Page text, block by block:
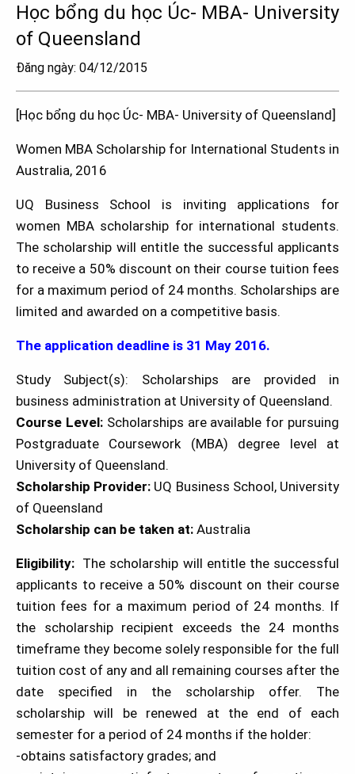
Học bổng du học Úc- MBA- University
of Queensland
Đăng ngày: 04/12/2015
[Học bổng du học Úc- MBA- University of Queensland]
Women MBA Scholarship for International Students in
Australia, 2016
UQ Business School is inviting applications for
women MBA scholarship for international students.
The scholarship will entitle the successful applicants
to receive a 50% discount on their course tuition fees
for a maximum period of 24 months. Scholarships are
limited and awarded on a competitive basis.
The application deadline is 31 May 2016.
Study Subject(s):
Scholarships are provided in
business administration at University of Queensland.
Course Level: Scholarships are available for pursuing
Postgraduate Coursework (MBA) degree level at
University of Queensland.
Scholarship Provider: UQ Business School, University
of Queensland
Scholarship can be taken at: Australia
Eligibility: The scholarship will entitle the successful
applicants to receive a 50% discount on their course
tuition fees for a maximum period of 24 months. If
the scholarship recipient exceeds the 24 months
timeframe they become solely responsible for the full
tuition cost of any and all remaining courses after the
date specified in the scholarship offer. The
scholarship will be renewed at the end of each
semester for a period of 24 months if the holder:
-obtains satisfactory grades; and